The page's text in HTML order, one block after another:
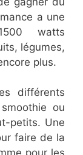
a une
watts
légumes,
plus.
différents
ou
petits. Une
faire de la